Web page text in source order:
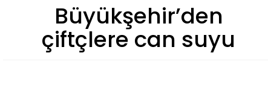
Büyükşehir’den
çiftçlere can suyu